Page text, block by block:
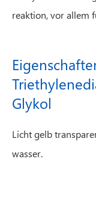
reaktion, vor allem
Glykol
Licht gelb
wasser.